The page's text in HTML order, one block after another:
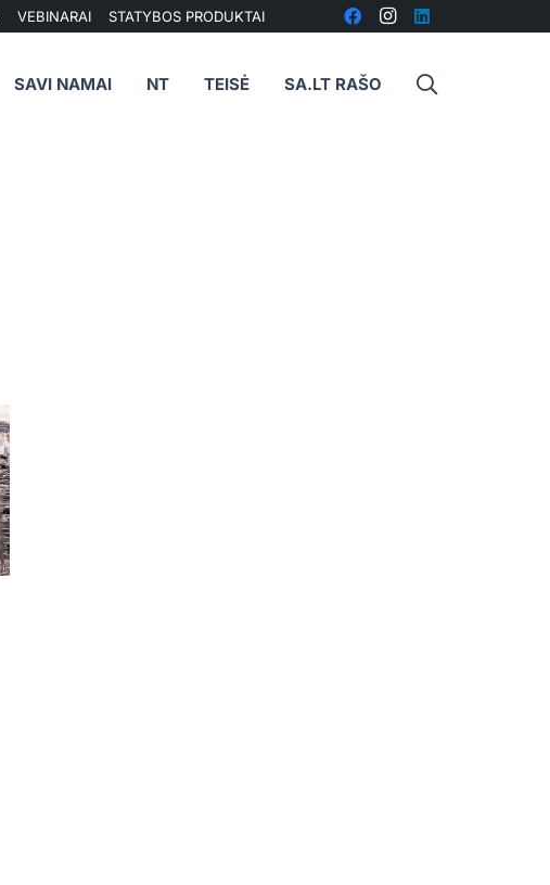
VEBINARAI STATYBOS PRODUKTAI
SAVI NAMAI NT TEISĖ SA.LT RAŠO